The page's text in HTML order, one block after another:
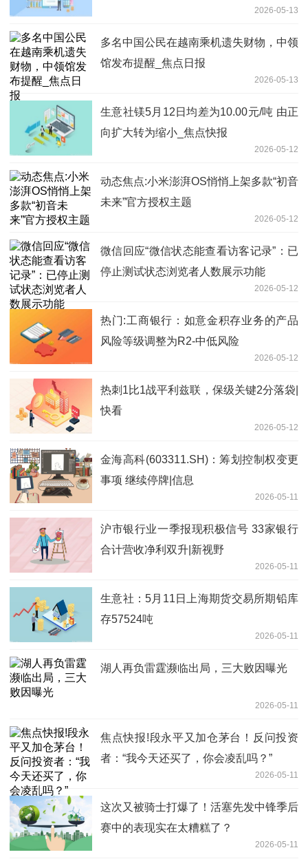
2026-05-13
多名中国公民在越南乘机遗失财物，中领
馆发布提醒_焦点日报
2026-05-13
生意社镁5月12日均差为10.00元/吨 由正
向扩大转为缩小_焦点快报
2026-05-12
动态焦点:小米澎湃OS悄悄上架多款“初音
未来”官方授权主题
2026-05-12
微信回应“微信状态能查看访客记录”：已
停止测试状态浏览者人数展示功能
2026-05-12
热门:工商银行：如意金积存业务的产品
风险等级调整为R2-中低风险
2026-05-12
热刺1比1战平利兹联，保级关键2分落袋|
快看
2026-05-12
金海高科(603311.SH)：筹划控制权变更
事项 继续停牌|信息
2026-05-11
沪市银行业一季报现积极信号 33家银行
合计营收净利双升|新视野
2026-05-11
生意社：5月11日上海期货交易所期铅库
存57524吨
2026-05-11
湖人再负雷霆濒临出局，三大败因曝光
2026-05-11
焦点快报!段永平又加仓茅台！反问投资
者：“我今天还买了，你会凌乱吗？”
2026-05-11
这次又被骑士打爆了！活塞先发中锋季后
赛中的表现实在太糟糕了？
2026-05-11